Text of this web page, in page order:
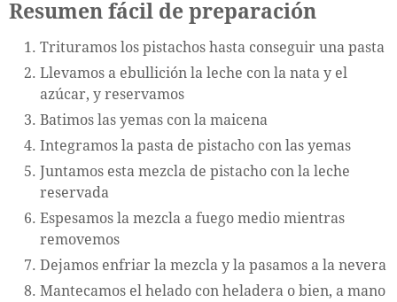
Resumen fácil de preparación
Trituramos los pistachos hasta conseguir una pasta
Llevamos a ebullición la leche con la nata y el
azúcar, y reservamos
Batimos las yemas con la maicena
Integramos la pasta de pistacho con las yemas
Juntamos esta mezcla de pistacho con la leche
reservada
Espesamos la mezcla a fuego medio mientras
removemos
Dejamos enfriar la mezcla y la pasamos a la nevera
Mantecamos el helado con heladera o bien, a mano